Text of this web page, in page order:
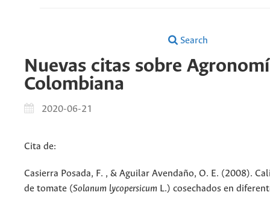
Search
Nuevas citas sobre
Colombiana
2020-06-21
Cita de:
Casierra Posada, F. , & Aguilar Avendaño, O. E. (2008).
de tomate (Solanum lycopersicum L.) cosechados en